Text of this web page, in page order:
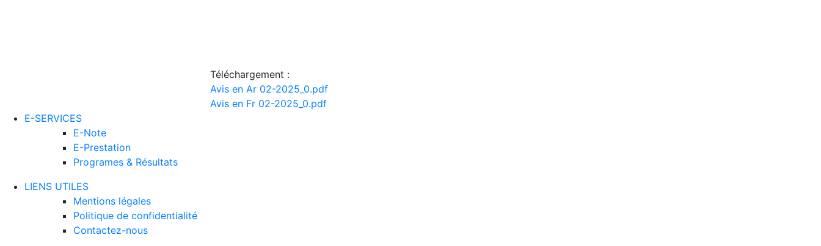
Téléchargement :
Avis en Ar 02-2025_0.pdf
Avis en Fr 02-2025_0.pdf
E-SERVICES
E-Note
E-Prestation
Programes & Résultats
LIENS UTILES
Mentions légales
Politique de confidentialité
Contactez-nous